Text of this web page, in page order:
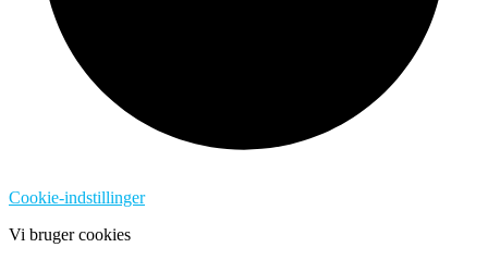
Cookie-indstillinger
Vi bruger cookies